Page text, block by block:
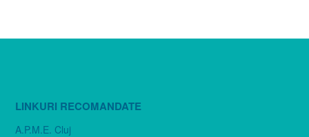
LINKURI RECOMANDATE
A.P.M.E. Cluj